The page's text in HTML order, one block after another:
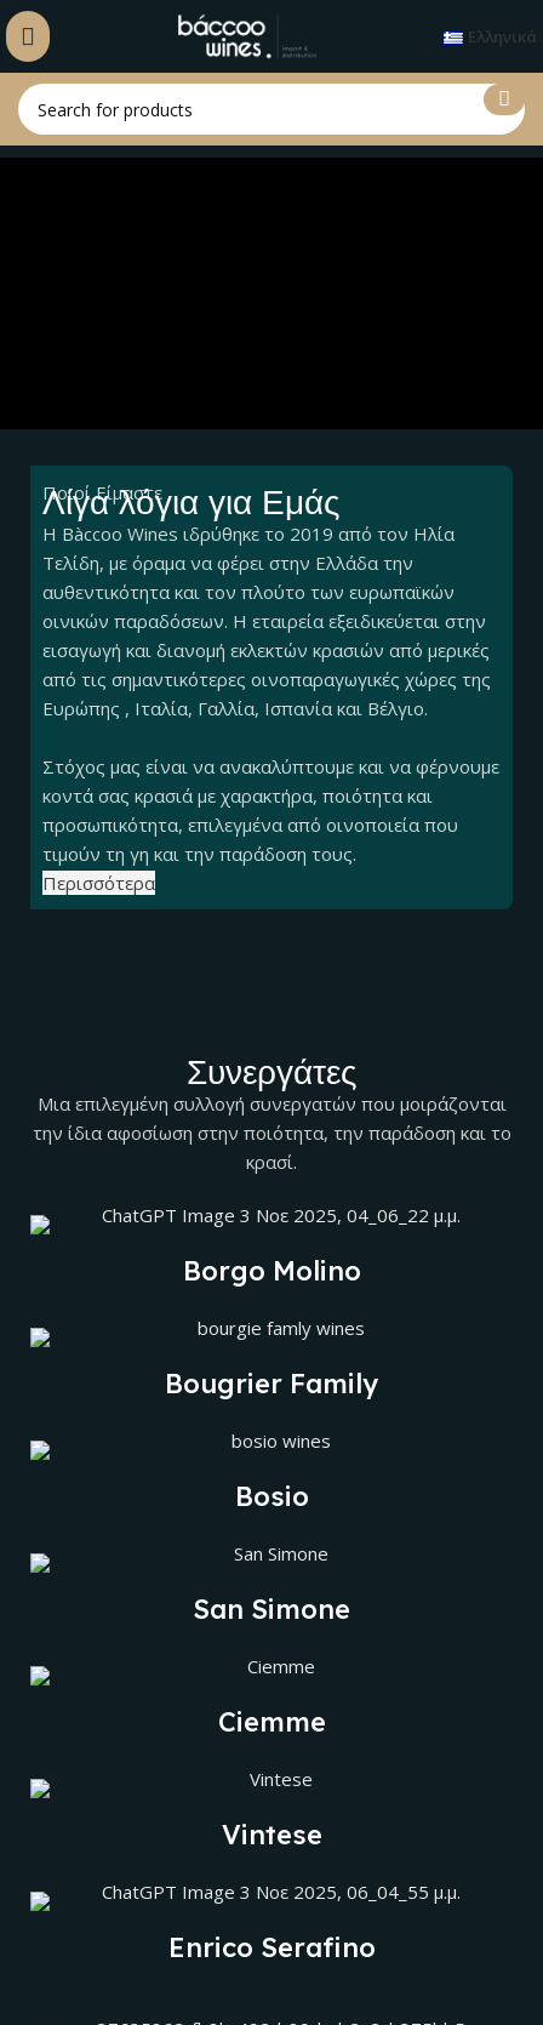
Ελληνικά
Ποιοί Είμαστε
Λίγα λόγια για Εμάς
Η Bàccoo Wines ιδρύθηκε το 2019 από τον Ηλία
Τελίδη, με όραμα να φέρει στην Ελλάδα την
αυθεντικότητα και τον πλούτο των ευρωπαϊκών
οινικών παραδόσεων. Η εταιρεία εξειδικεύεται στην
εισαγωγή και διανομή εκλεκτών κρασιών από μερικές
από τις σημαντικότερες οινοπαραγωγικές χώρες της
Ευρώπης , Ιταλία, Γαλλία, Ισπανία και Βέλγιο.
Στόχος μας είναι να ανακαλύπτουμε και να φέρνουμε
κοντά σας κρασιά με χαρακτήρα, ποιότητα και
προσωπικότητα, επιλεγμένα από οινοποιεία που
τιμούν τη γη και την παράδοση τους.
Περισσότερα
Συνεργάτες
Μια επιλεγμένη συλλογή συνεργατών που μοιράζονται
την ίδια αφοσίωση στην ποιότητα, την παράδοση και το
κρασί.
Borgo Molino
Bougrier Family
Bosio
San Simone
Ciemme
Vintese
Enrico Serafino